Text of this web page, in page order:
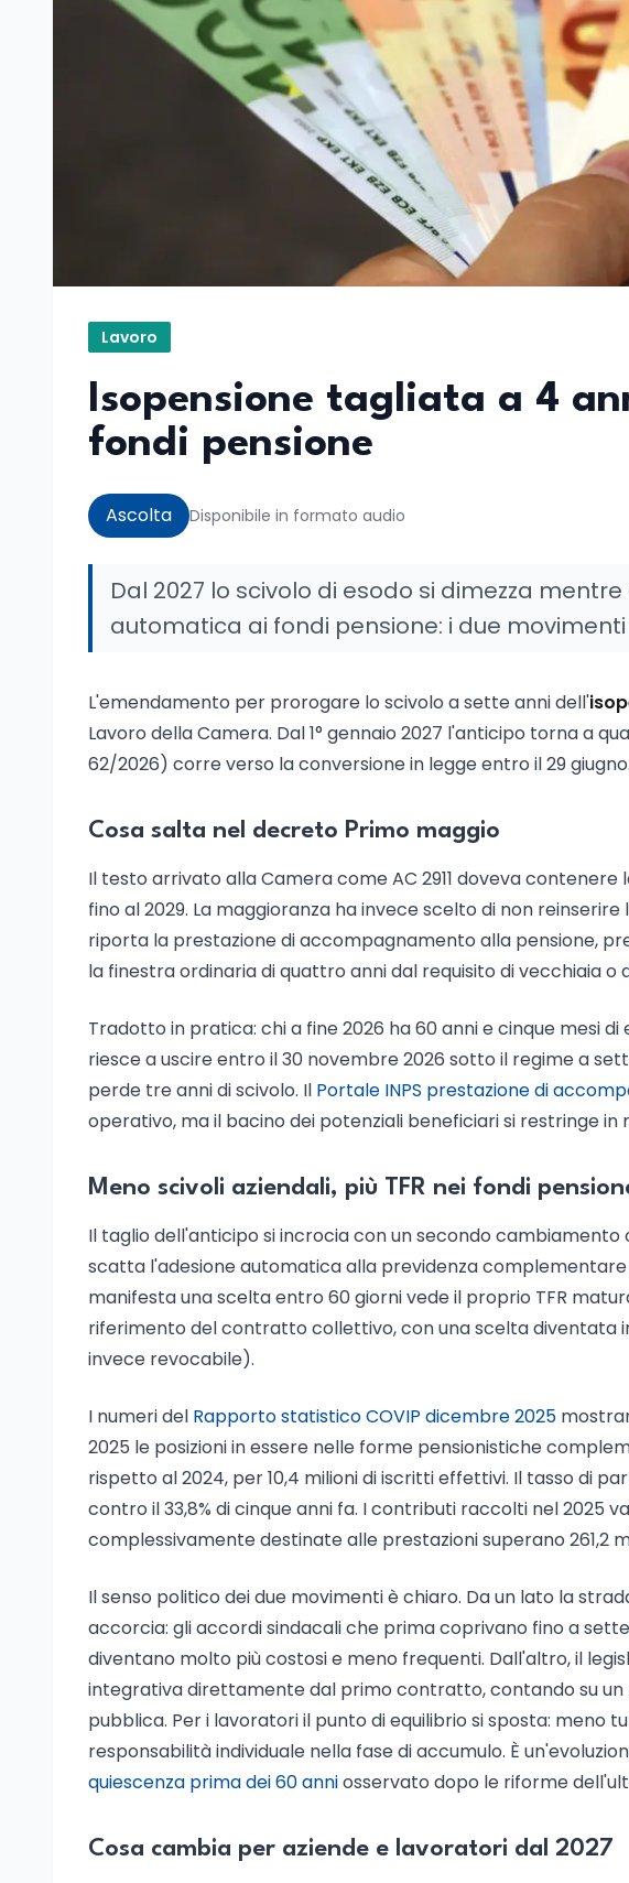
Lavoro
Isopensione tagliata a 4
fondi pensione
Ascolta Disponibile in formato audio
Dal 2027 lo scivolo di esodo si dimezza
automatica ai fondi pensione: i due
L'emendamento per prorogare lo scivolo a sette anni dell'
Lavoro della Camera. Dal 1° gennaio 2027 l'anticipo torna a
62/2026) corre verso la conversione in legge entro il 29 giugno.
Cosa salta nel decreto Primo maggio
Il testo arrivato alla Camera come AC 2911 doveva
fino al 2029. La maggioranza ha invece scelto di non
riporta la prestazione di accompagnamento alla pensione,
la finestra ordinaria di quattro anni dal requisito di vecchiaia o
Tradotto in pratica: chi a fine 2026 ha 60 anni e cinque mesi
riesce a uscire entro il 30 novembre 2026 sotto il regime a
perde tre anni di scivolo. Il Portale INPS prestazione di
operativo, ma il bacino dei potenziali beneficiari si restringe in
Meno scivoli aziendali, più TFR nei fondi
Il taglio dell'anticipo si incrocia con un secondo cambiamento
scatta l'adesione automatica alla previdenza
manifesta una scelta entro 60 giorni vede il proprio TFR
riferimento del contratto collettivo, con una scelta diventata
invece revocabile).
I numeri del Rapporto statistico COVIP dicembre 2025
2025 le posizioni in essere nelle forme pensionistiche
rispetto al 2024, per 10,4 milioni di iscritti effettivi. Il tasso di
contro il 33,8% di cinque anni fa. I contributi raccolti nel 2025
complessivamente destinate alle prestazioni superano 261,2
Il senso politico dei due movimenti è chiaro. Da un lato la
accorcia: gli accordi sindacali che prima coprivano fino a
diventano molto più costosi e meno frequenti. Dall'altro, il
integrativa direttamente dal primo contratto, contando su
pubblica. Per i lavoratori il punto di equilibrio si sposta: meno
responsabilità individuale nella fase di accumulo. È
quiescenza prima dei 60 anniosservato dopo le riforme
Cosa cambia per aziende e lavoratori dal 2027